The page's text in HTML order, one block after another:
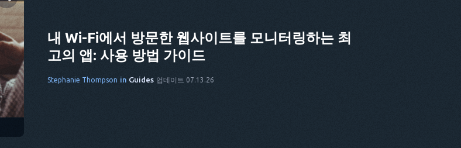
내 Wi-Fi에서 방문한 웹사이트를 모니터링하는 최
고의 앱: 사용 방법 가이드
Stephanie Thompson in Guides 업데이트 07.13.26